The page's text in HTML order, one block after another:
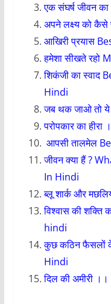
एक संघर्ष जीवन का
अपने लक्ष्य को कैसे
आखिरी प्रयास
हमेशा सीखते
शिकंजी का
Hindi
जब थक जाओ तो ये
परोपकार का हीरा।
आपसी तालमेल
जीवन क्या हैं ?
In Hindi
ब्लू शार्क और
विश्वास की
hindi
कुछ कठिन फैसलों
Hindi
दिल की अमीरी